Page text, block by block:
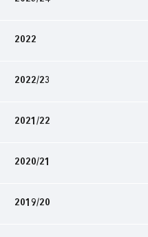
2022
2022/23
2021/22
2020/21
2019/20